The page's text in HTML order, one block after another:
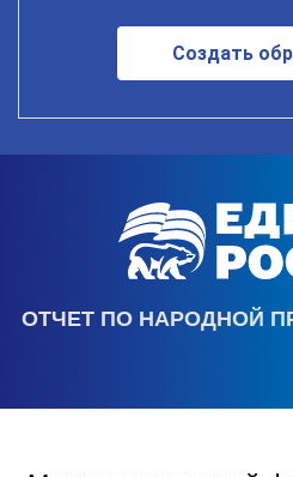
Создать
ОТЧЕТ ПО НАРОДНОЙ